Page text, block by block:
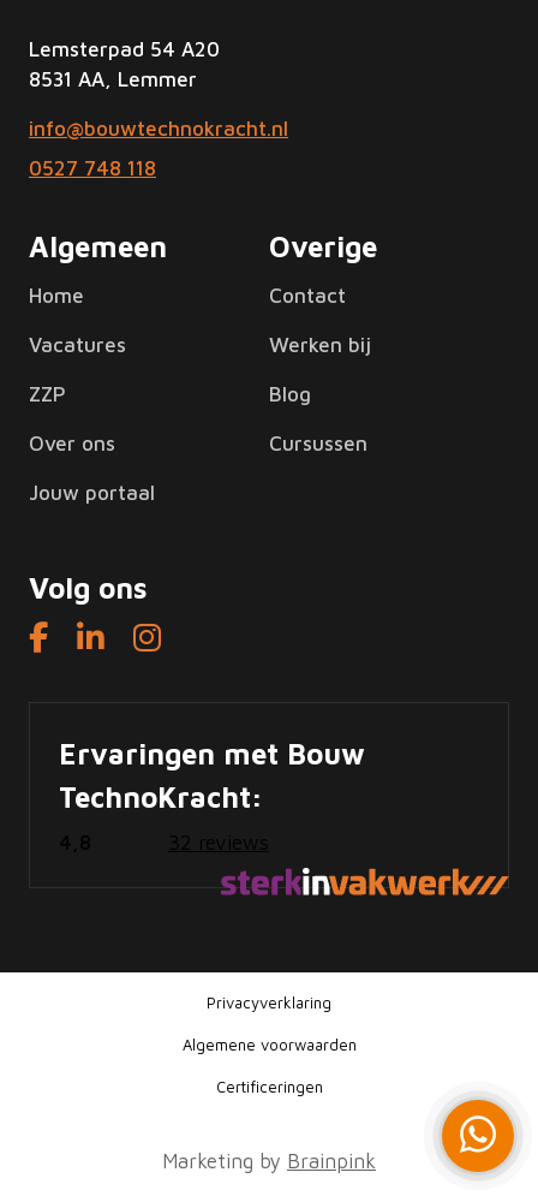
Lemsterpad 54 A20
8531 AA, Lemmer
info@bouwtechnokracht.nl
0527 748 118
Algemeen
Home
Vacatures
ZZP
Over ons
Jouw portaal
Overige
Contact
Werken bij
Blog
Cursussen
Volg ons
Ervaringen met Bouw
TechnoKracht:
4,8 32 reviews
Privacyverklaring
Algemene voorwaarden
Certificeringen
Marketing by Brainpink